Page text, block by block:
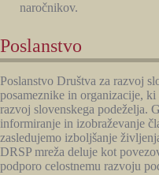
naročnikov.
Poslanstvo
Poslanstvo Društva za razvoj
posameznike in organizacije,
razvoj slovenskega podeželja.
informiranje in izobraževanje
zasledujemo izboljšanje
DRSP mreža deluje kot
podporo celostnemu razvoju